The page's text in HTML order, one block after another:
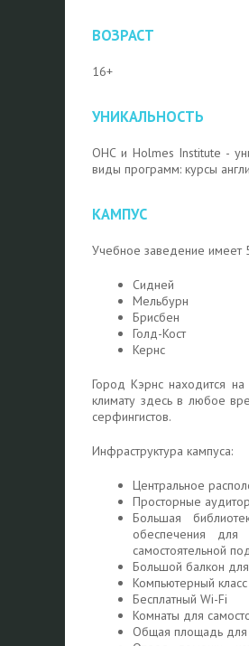
ВОЗРАСТ
16+
УНИКАЛЬНОСТЬ
OHC и Holmes Institute -
виды программ: курсы
КАМПУС
Учебное заведение имеет
Сидней
Мельбурн
Брисбен
Голд-Кост
Кернс
Город Кэрнс находится
климату здесь в любое
серфингистов.
Инфраструктура кампуса:
Центральное
Просторные
Большая
обеспечения для
самостоятельной
Большой балкон
Компьютерный класс
Бесплатный Wi-Fi
Комнаты для
Общая площадь для